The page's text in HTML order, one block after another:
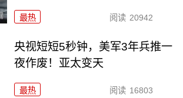
最热 阅读 20942
央视短短5秒钟，美军3年兵推一
夜作废！亚太变天
最热 阅读 16803